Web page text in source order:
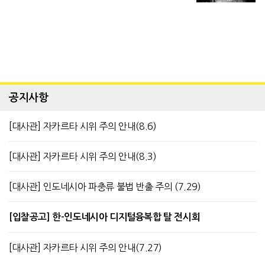
공지사항
[대사관] 자카르타 시위 주의 안내(8.6)
[대사관] 자카르타 시위 주의 안내(8.3)
[대사관] 인도네시아 파충류 불법 반출 주의 (7.29)
[입찰공고] 한-인도네시아 디지털융복합 탈 전시회
[대사관] 자카르타 시위 주의 안내(7.27)